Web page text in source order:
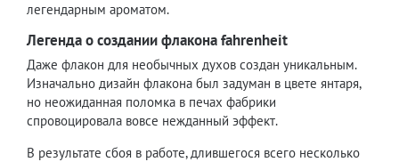
легендарным ароматом.
Легенда о создании флакона fahrenheit
Даже флакон для необычных духов создан уникальным.
Изначально дизайн флакона был задуман в цвете янтаря,
но неожиданная поломка в печах фабрики
спровоцировала вовсе нежданный эффект.
В результате сбоя в работе, длившегося всего несколько